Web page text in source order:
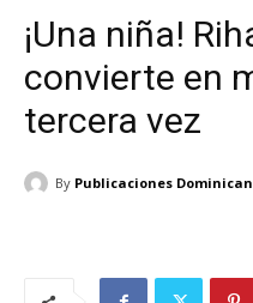
¡Una niña!
convierte en
tercera vez
By Publicaciones